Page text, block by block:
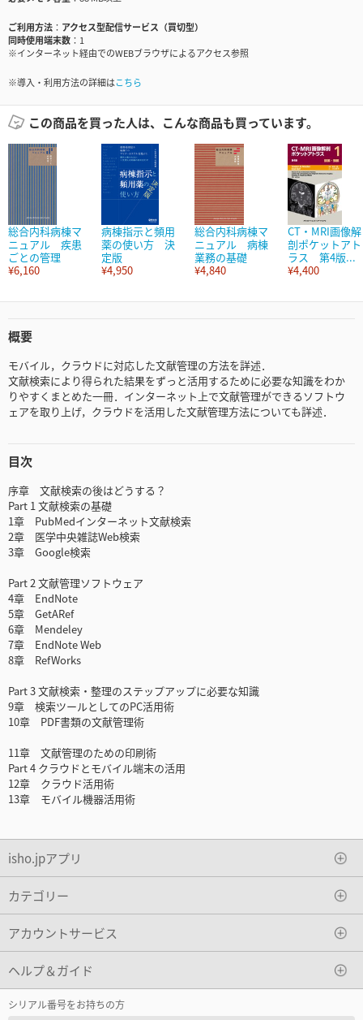
ご利用方法
アクセス型配信サービス（買切型）
同時使用端末数
1
※インターネット経由でのWEBブラウザによるアクセス参照
※導入・利用方法の詳細はこちら
この商品を買った人は、こんな商品も買っています。
総合内科病棟マ
ニュアル 疾患
ごとの管理
¥6,160
病棟指示と頻用
薬の使い方 決
定版
¥4,950
総合内科病棟マ
ニュアル 病棟
業務の基礎
¥4,840
CT・MRI画像解
剖ポケットアト
ラス 第4版...
¥4,400
概要
モバイル，クラウドに対応した文献管理の方法を詳述．
文献検索により得られた結果をずっと活用するために必要な知識をわか
りやすくまとめた一冊．インターネット上で文献管理ができるソフトウ
ェアを取り上げ，クラウドを活用した文献管理方法についても詳述．
目次
序章 文献検索の後はどうする？
Part 1 文献検索の基礎
1章 PubMedインターネット文献検索
2章 医学中央雑誌Web検索
3章 Google検索
Part 2 文献管理ソフトウェア
4章 EndNote
5章 GetARef
6章 Mendeley
7章 EndNote Web
8章 RefWorks
Part 3 文献検索・整理のステップアップに必要な知識
9章 検索ツールとしてのPC活用術
10章 PDF書類の文献管理術
11章 文献管理のための印刷術
Part 4 クラウドとモバイル端末の活用
12章 クラウド活用術
13章 モバイル機器活用術
isho.jpアプリ
カテゴリー
アカウントサービス
ヘルプ＆ガイド
シリアル番号をお持ちの方